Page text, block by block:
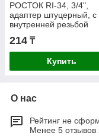
РОСТОК RI-34, 3/4",
адаптер штуцерный, с
внутренней резьбой
(426351)
214 ₸
Купить
О нас
Рейтинг не
Менее 5 отзывов